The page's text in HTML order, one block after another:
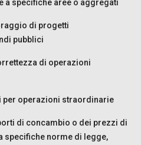
a specifiche aree o aggregati
di progetti
pubblici
di operazioni
per operazioni straordinarie
di concambio o dei prezzi di
specifiche norme di legge,